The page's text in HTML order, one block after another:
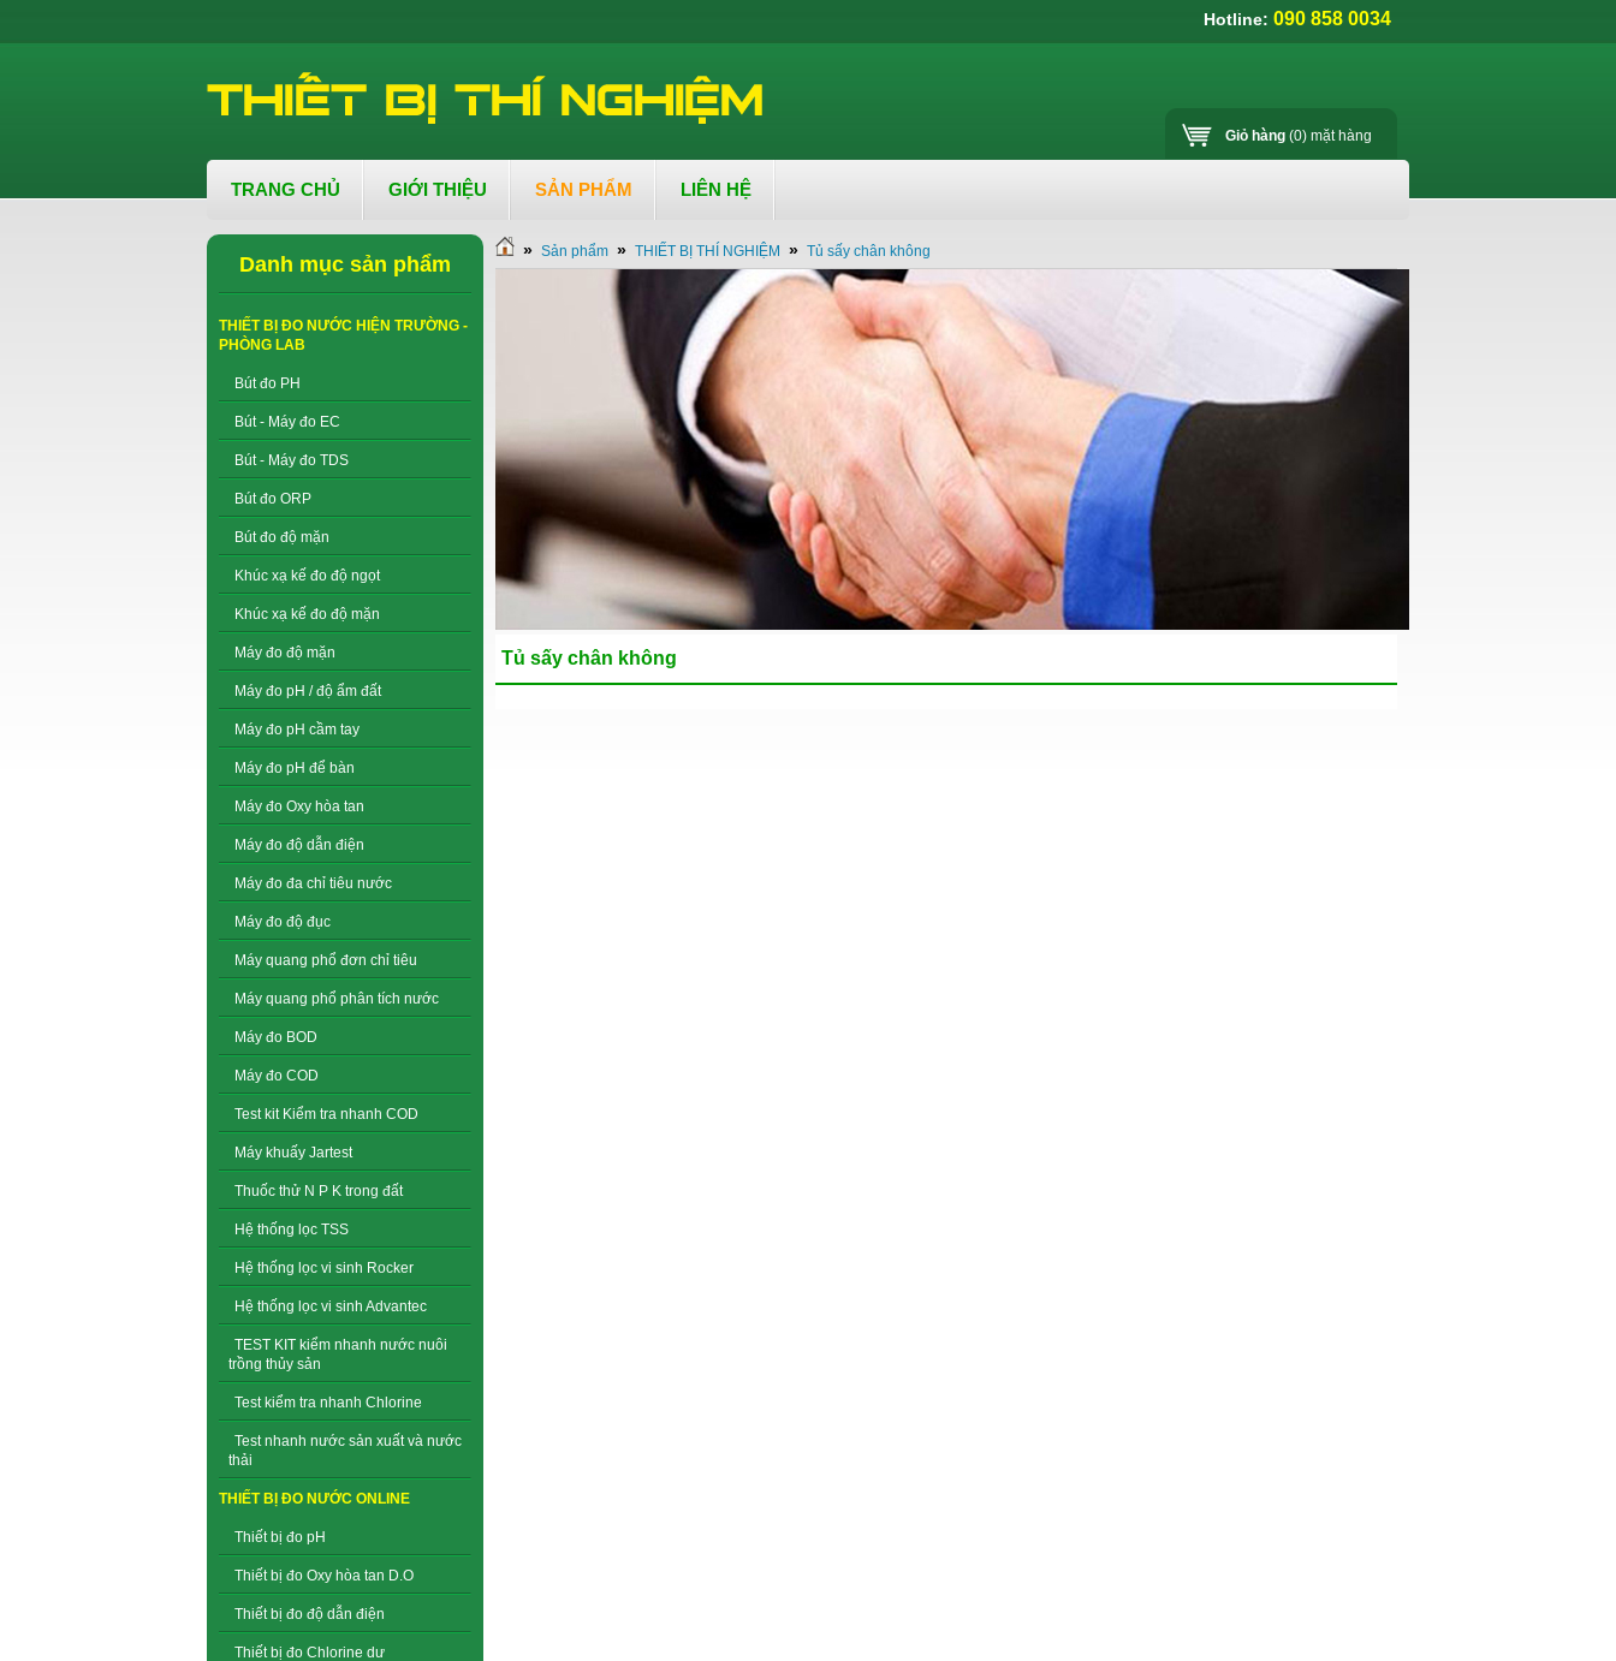
Hotline: 090 858 0034
Giỏ hàng (0) mặt hàng
TRANG CHỦ GIỚI THIỆU SẢN PHẨM LIÊN HỆ
Danh mục sản phẩm
THIẾT BỊ ĐO NƯỚC HIỆN TRƯỜNG -
PHÒNG LAB
Bút đo PH
Bút - Máy đo EC
Bút - Máy đo TDS
Bút đo ORP
Bút đo độ mặn
Khúc xạ kế đo độ ngọt
Khúc xạ kế đo độ mặn
Máy đo độ mặn
Máy đo pH / độ ẩm đất
Máy đo pH cầm tay
Máy đo pH để bàn
Máy đo Oxy hòa tan
Máy đo độ dẫn điện
Máy đo đa chỉ tiêu nước
Máy đo độ đục
Máy quang phổ đơn chỉ tiêu
Máy quang phổ phân tích nước
Máy đo BOD
Máy đo COD
Test kit Kiểm tra nhanh COD
Máy khuấy Jartest
Thuốc thử N P K trong đất
Hệ thống lọc TSS
Hệ thống lọc vi sinh Rocker
Hệ thống lọc vi sinh Advantec
TEST KIT kiểm nhanh nước nuôi
trồng thủy sản
Test kiểm tra nhanh Chlorine
Test nhanh nước sản xuất và nước
thải
THIẾT BỊ ĐO NƯỚC ONLINE
Thiết bị đo pH
Thiết bị đo Oxy hòa tan D.O
Thiết bị đo độ dẫn điện
Thiết bị đo Chlorine dư
» Sản phẩm » THIẾT BỊ THÍ NGHIỆM » Tủ sấy chân không
Tủ sấy chân không